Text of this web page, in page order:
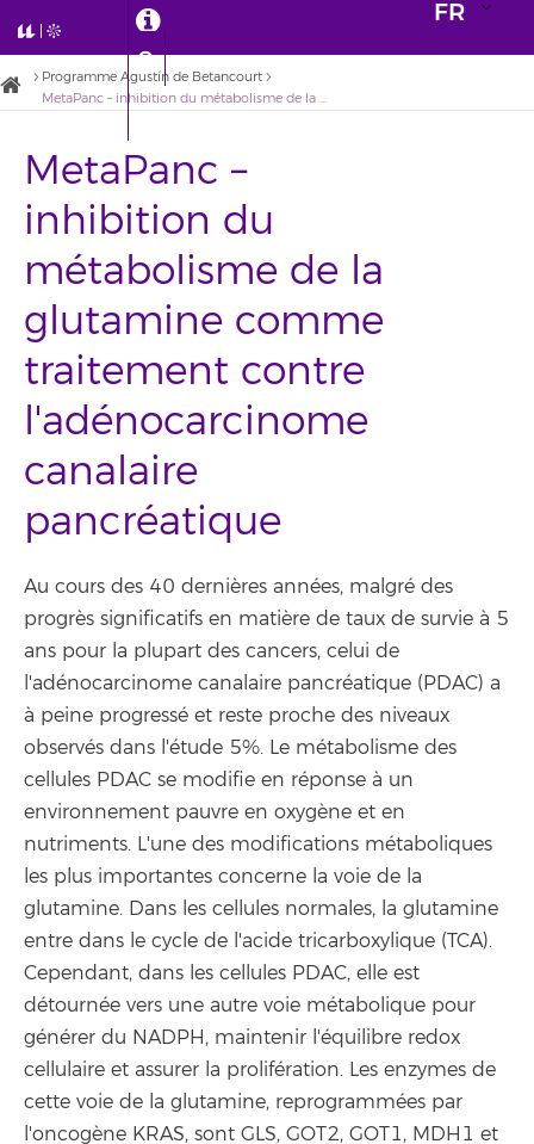
FR
Programme Agustín de Betancourt
MetaPanc – inhibition du métabolisme de la glutamine comme traitement contre l'adénocarcinome canalaire pancréatique
MetaPanc –
inhibition du
métabolisme de la
glutamine comme
traitement contre
l'adénocarcinome
canalaire
pancréatique
Au cours des 40 dernières années, malgré des
progrès significatifs en matière de taux de survie à 5
ans pour la plupart des cancers, celui de
l'adénocarcinome canalaire pancréatique (PDAC) a
à peine progressé et reste proche des niveaux
observés dans l'étude 5%. Le métabolisme des
cellules PDAC se modifie en réponse à un
environnement pauvre en oxygène et en
nutriments. L'une des modifications métaboliques
les plus importantes concerne la voie de la
glutamine. Dans les cellules normales, la glutamine
entre dans le cycle de l'acide tricarboxylique (TCA).
Cependant, dans les cellules PDAC, elle est
détournée vers une autre voie métabolique pour
générer du NADPH, maintenir l'équilibre redox
cellulaire et assurer la prolifération. Les enzymes de
cette voie de la glutamine, reprogrammées par
l'oncogène KRAS, sont GLS, GOT2, GOT1, MDH1 et